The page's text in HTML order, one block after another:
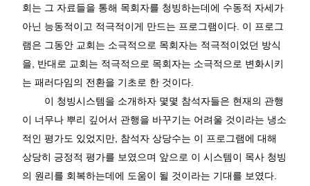
회는 그 자료들을 통해 목회자를 청빙하는데에 수동적 자세가
아닌 능동적이고 적극적이게 만드는 프로그램이다 이 프로그
램은 그동안 교회는 소극적으로 목회자는 적극적이었던 방식
을
반대로 교회는 적극적으로 목회자는 소극적으로 변화시키
는 패러다임의 전환을 기초로 한 것이다
이 청빙시스템을 소개하자 몇몇 참석자들은 현재의 관행
이 너무나 뿌리 깊어서 관행을 바꾸기는 어려울 것이라는 냉소
적인 평가도 있었지만 참석자 상당수는 이 프로그램에 대해
상당히 긍정적 평가를 보였으며 앞으로 이 시스템이 목사 청빙
의 원리를 회복하는데에 도움이 될 것이라는 기대를 보였다